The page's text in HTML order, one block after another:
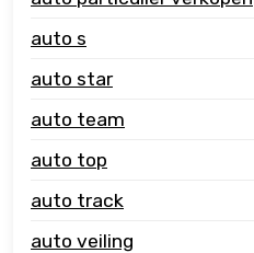
auto s
auto star
auto team
auto top
auto track
auto veiling